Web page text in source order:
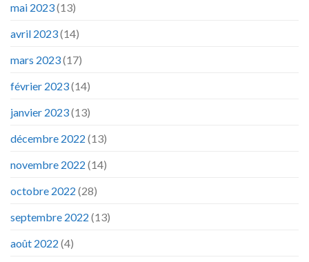
mai 2023(13)
avril 2023(14)
mars 2023(17)
février 2023(14)
janvier 2023(13)
décembre 2022 (13)
novembre 2022 (14)
octobre 2022 (28)
septembre 2022 (13)
août 2022 (4)